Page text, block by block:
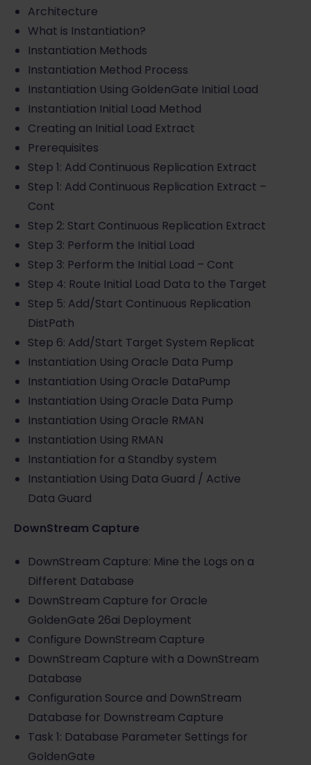
Architecture
What is Instantiation?
Instantiation Methods
Instantiation Method Process
Instantiation Using GoldenGate Initial Load
Instantiation Initial Load Method
Creating an Initial Load Extract
Prerequisites
Step 1: Add Continuous Replication Extract
Step 1: Add Continuous Replication Extract –
Cont
Step 2: Start Continuous Replication Extract
Step 3: Perform the Initial Load
Step 3: Perform the Initial Load – Cont
Step 4: Route Initial Load Data to the Target
Step 5: Add/Start Continuous Replication
DistPath
Step 6: Add/Start Target System Replicat
Instantiation Using Oracle Data Pump
Instantiation Using Oracle DataPump
Instantiation Using Oracle Data Pump
Instantiation Using Oracle RMAN
Instantiation Using RMAN
Instantiation for a Standby system
Instantiation Using Data Guard / Active
Data Guard
DownStream Capture
DownStream Capture: Mine the Logs on a
Different Database
DownStream Capture for Oracle
GoldenGate 26ai Deployment
Configure DownStream Capture
DownStream Capture with a DownStream
Database
Configuration Source and DownStream
Database for Downstream Capture
Task 1: Database Parameter Settings for
GoldenGate